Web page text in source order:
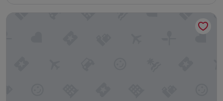
Ferienhaus „Häuschen Blaues Pferd“ mit privater Terrasse,